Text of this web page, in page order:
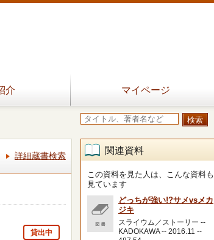
介 マイページ
詳細蔵書検索
貸出中
関連資料
この資料を見た人は、こんな資料も
見ています
どっちが強い!?サメvsメカ
ジキ
スライウム／ストーリー --
KADOKAWA -- 2016.11 --